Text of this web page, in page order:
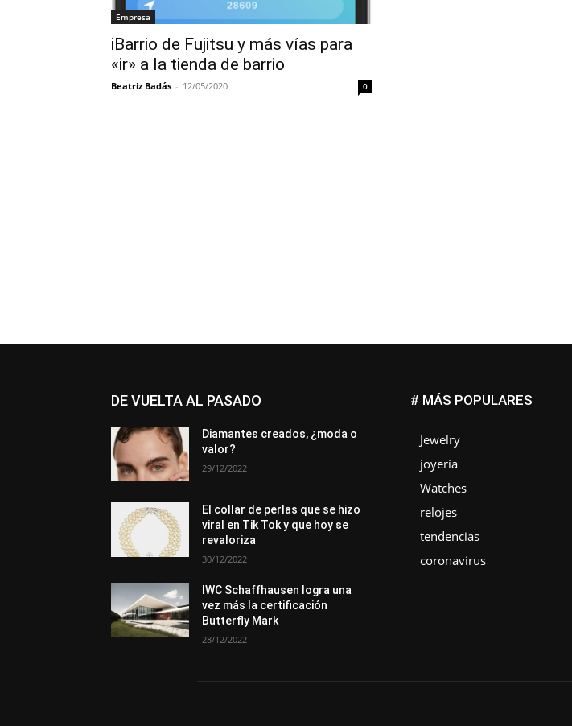
Empresa
iBarrio de Fujitsu y más vías para
«ir» a la tienda de barrio
Beatriz Badás - 12/05/2020 0
DE VUELTA AL PASADO
Diamantes creados, ¿moda o
valor?
29/12/2022
El collar de perlas que se hizo
viral en Tik Tok y que hoy se
revaloriza
30/12/2022
IWC Schaffhausen logra una
vez más la certificación
Butterfly Mark
28/12/2022
# MÁS POPULARES
Jewelry
joyería
Watches
relojes
tendencias
coronavirus